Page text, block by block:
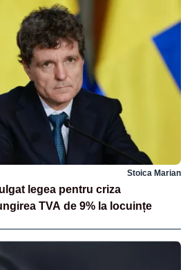
Stoica Marian
legea pentru criza
TVA de 9% la locuințe